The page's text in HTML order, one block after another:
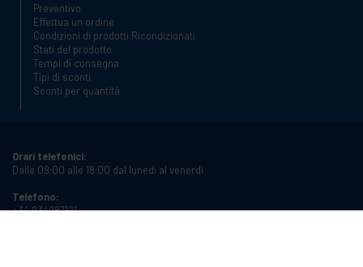
Preventivo
Effettua un ordine
Condizioni di prodotti Ricondizionati
Stati del prodotto
Tempi di consegna
Tipi di sconti
Sconti per quantità
Orari telefonici:
Dalle 09:00 alle 18:00 dal lunedì al venerdì
Telefono:
+34 934987121